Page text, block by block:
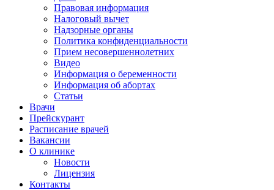
Правовая информация
Налоговый вычет
Надзорные органы
Политика конфиденциальности
Прием несовершеннолетних
Видео
Информация о беременности
Информация об абортах
Статьи
Врачи
Прейскурант
Расписание врачей
Вакансии
О клинике
Новости
Лицензия
Контакты